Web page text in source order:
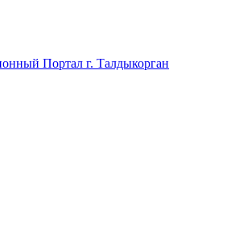
Портал г. Талдыкорган